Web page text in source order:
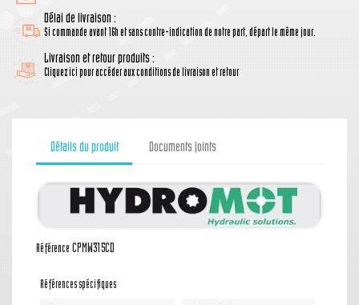
Délai de livraison :
Si commande avant 16h et sans contre-indication de notre part, départ le même jour.
Livraison et retour produits :
Cliquez ici pour accéder aux conditions de livraison et retour
Détails du produit Documents joints
Référence CPMW315CD
Références spécifiques